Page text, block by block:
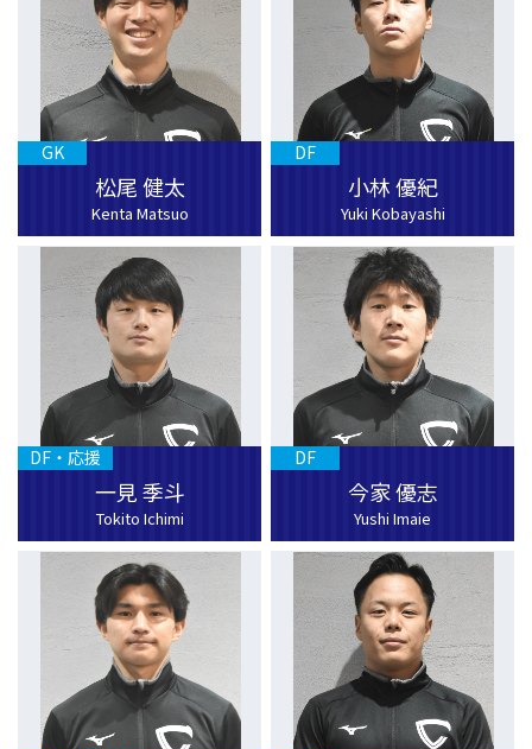
松尾 健太
Kenta Matsuo
GK
小林 優紀
Yuki Kobayashi
DF
一見 季斗
Tokito Ichimi
DF・応援
今家 優志
Yushi Imaie
DF